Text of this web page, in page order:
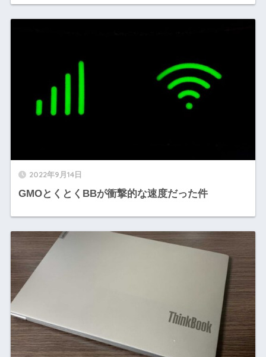
2022年9月14日
GMOとくとくBBが衝撃的な速度だった件